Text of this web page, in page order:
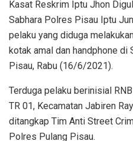
Kasat Reskrim Iptu Jhon
Sabhara Polres Pisau Iptu
pelaku yang diduga
kotak amal dan handphone di
Pisau, Rabu (16/6/2021).
Terduga pelaku berinisial
TR 01, Kecamatan Jabiren
ditangkap Tim Anti Street
Polres Pulang Pisau.